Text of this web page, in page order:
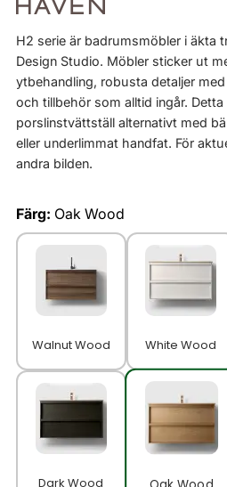
H2 serie är badrumsmöbler i äkta
Design Studio. Möbler sticker ut
ytbehandling, robusta detaljer
och tillbehör som alltid ingår.
porslinstvättställ alternativt med
eller underlimmat handfat. För
andra bilden.
Färg: Oak Wood
Walnut Wood White Wood
Dark Wood